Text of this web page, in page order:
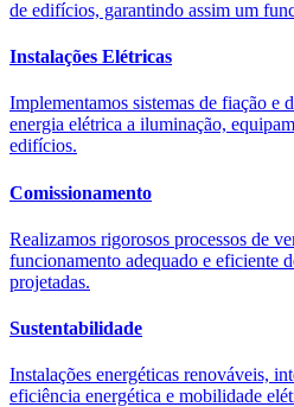
de edifícios, garantindo assim um
Instalações Elétricas
Implementamos sistemas de fiação e
energia elétrica a iluminação,
edifícios.
Comissionamento
Realizamos rigorosos processos de
funcionamento adequado e eficiente
projetadas.
Sustentabilidade
Instalações energéticas renováveis,
eficiência energética e mobilidade